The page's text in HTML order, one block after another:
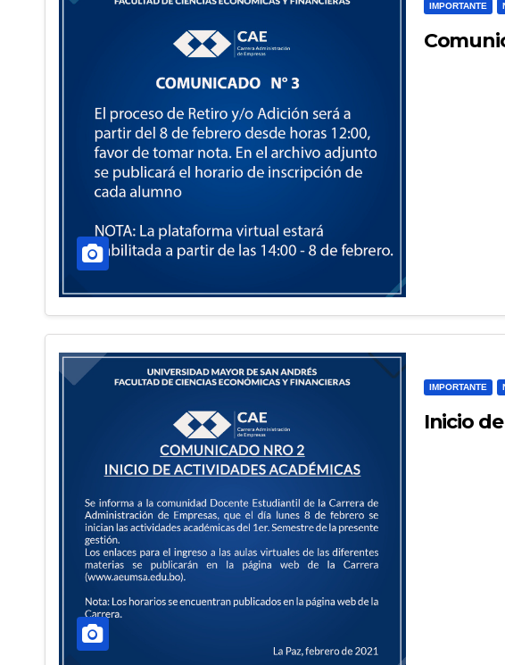
IMPORTANTE
IMPORTANTE
Inicio